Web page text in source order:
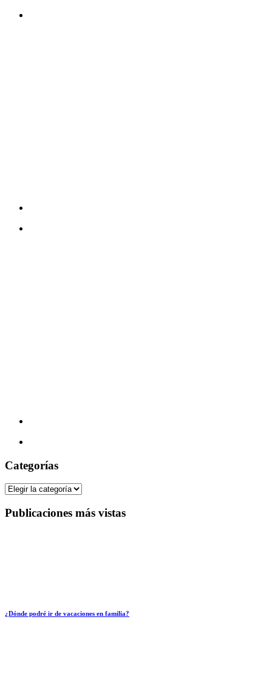
Categorías
Categorías
Publicaciones más vistas
¿Dónde podré ir de vacaciones en familia?